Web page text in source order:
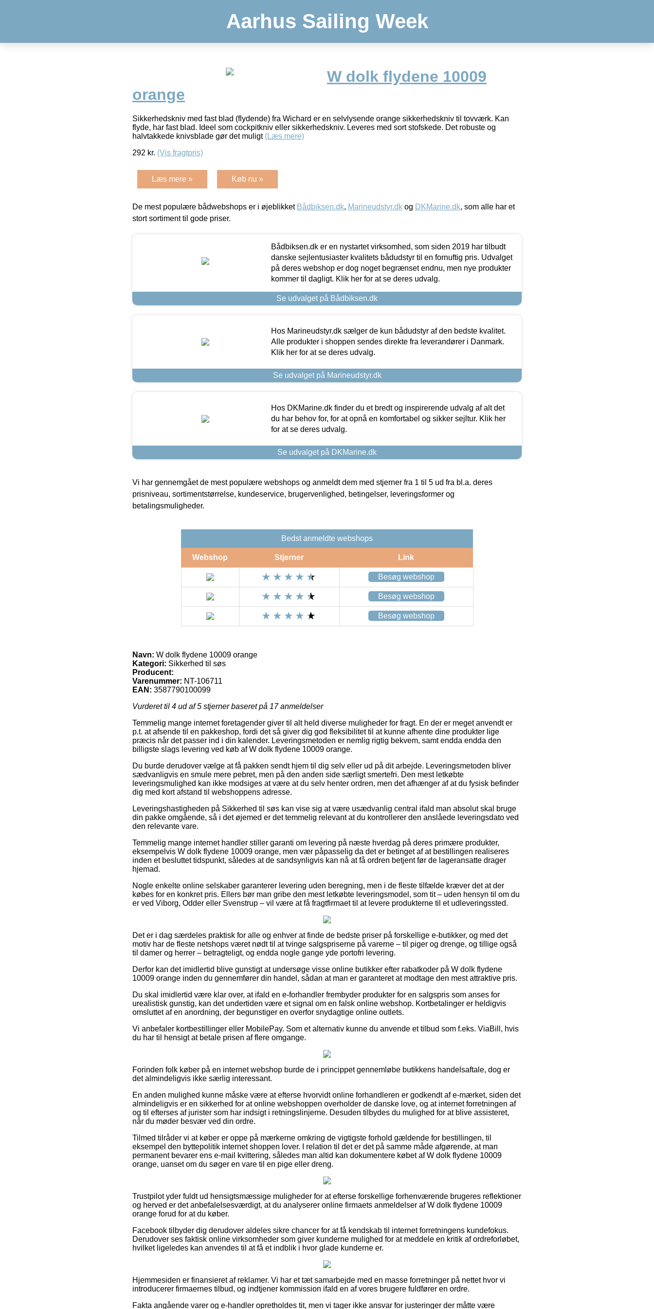
Aarhus Sailing Week
W dolk flydene 10009
orange
Sikkerhedskniv med fast blad (flydende) fra Wichard er en selvlysende orange sikkerhedskniv til tovværk. Kan
flyde, har fast blad. Ideel som cockpitkniv eller sikkerhedskniv. Leveres med sort stofskede. Det robuste og
halvtakkede knivsblade gør det muligt (Læs mere)
292 kr. (Vis fragtpris)
Læs mere » Køb nu »
De mest populære bådwebshops er i øjeblikket Bådbiksen.dk, Marineudstyr.dk og DKMarine.dk, som alle har et
stort sortiment til gode priser.
Bådbiksen.dk er en nystartet virksomhed, som siden 2019 har tilbudt
danske sejlentusiaster kvalitets bådudstyr til en fornuftig pris. Udvalget
på deres webshop er dog noget begrænset endnu, men nye produkter
kommer til dagligt. Klik her for at se deres udvalg.
Se udvalget på Bådbiksen.dk
Hos Marineudstyr.dk sælger de kun bådudstyr af den bedste kvalitet.
Alle produkter i shoppen sendes direkte fra leverandører i Danmark.
Klik her for at se deres udvalg.
Se udvalget på Marineudstyr.dk
Hos DKMarine.dk finder du et bredt og inspirerende udvalg af alt det
du har behov for, for at opnå en komfortabel og sikker sejltur. Klik her
for at se deres udvalg.
Se udvalget på DKMarine.dk
Vi har gennemgået de mest populære webshops og anmeldt dem med stjerner fra 1 til 5 ud fra bl.a. deres
prisniveau, sortimentstørrelse, kundeservice, brugervenlighed, betingelser, leveringsformer og
betalingsmuligheder.
Bedst anmeldte webshops
Webshop Stjerner Link
Besøg webshop
Besøg webshop
Besøg webshop
Navn: W dolk flydene 10009 orange
Kategori: Sikkerhed til søs
Producent:
Varenummer: NT-106711
EAN: 3587790100099
Vurderet til 4 ud af 5 stjerner baseret på 17anmeldelser
Temmelig mange internet foretagender giver til alt held diverse muligheder for fragt. En der er meget anvendt er
p.t. at afsende til en pakkeshop, fordi det så giver dig god fleksibilitet til at kunne afhente dine produkter lige
præcis når det passer ind i din kalender. Leveringsmetoden er nemlig rigtig bekvem, samt endda endda den
billigste slags levering ved køb af W dolk flydene 10009 orange.
Du burde derudover vælge at få pakken sendt hjem til dig selv eller ud på dit arbejde. Leveringsmetoden bliver
sædvanligvis en smule mere pebret, men på den anden side særligt smertefri. Den mest letkøbte
leveringsmulighed kan ikke modsiges at være at du selv henter ordren, men det afhænger af at du fysisk befinder
dig med kort afstand til webshoppens adresse.
Leveringshastigheden på Sikkerhed til søs kan vise sig at være usædvanlig central ifald man absolut skal bruge
din pakke omgående, så i det øjemed er det temmelig relevant at du kontrollerer den anslåede leveringsdato ved
den relevante vare.
Temmelig mange internet handler stiller garanti om levering på næste hverdag på deres primære produkter,
eksempelvis W dolk flydene 10009 orange, men vær påpasselig da det er betinget af at bestillingen realiseres
inden et besluttet tidspunkt, således at de sandsynligvis kan nå at få ordren betjent før de lageransatte drager
hjemad.
Nogle enkelte online selskaber garanterer levering uden beregning, men i de fleste tilfælde kræver det at der
købes for en konkret pris. Ellers bør man gribe den mest letkøbte leveringsmodel, som tit – uden hensyn til om du
er ved Viborg, Odder eller Svenstrup – vil være at få fragtfirmaet til at levere produkterne til et udleveringssted.
Det er i dag særdeles praktisk for alle og enhver at finde de bedste priser på forskellige e-butikker, og med det
motiv har de fleste netshops været nødt til at tvinge salgspriserne på varerne – til piger og drenge, og tillige også
til damer og herrer – betragteligt, og endda nogle gange yde portofri levering.
Derfor kan det imidlertid blive gunstigt at undersøge visse online butikker efter rabatkoder på W dolk flydene
10009 orange inden du gennemfører din handel, sådan at man er garanteret at modtage den mest attraktive pris.
Du skal imidlertid være klar over, at ifald en e-forhandler frembyder produkter for en salgspris som anses for
urealistisk gunstig, kan det undertiden være et signal om en falsk online webshop. Kortbetalinger er heldigvis
omsluttet af en anordning, der begunstiger en overfor snydagtige online outlets.
Vi anbefaler kortbestillinger eller MobilePay. Som et alternativ kunne du anvende et tilbud som f.eks. ViaBill, hvis
du har til hensigt at betale prisen af flere omgange.
Forinden folk køber på en internet webshop burde de i princippet gennemløbe butikkens handelsaftale, dog er
det almindeligvis ikke særlig interessant.
En anden mulighed kunne måske være at efterse hvorvidt online forhandleren er godkendt af e-mærket, siden det
almindeligvis er en sikkerhed for at online webshoppen overholder de danske love, og at internet forretningen af
og til efterses af jurister som har indsigt i retningslinjerne. Desuden tilbydes du mulighed for at blive assisteret,
når du møder besvær ved din ordre.
Tilmed tilråder vi at køber er oppe på mærkerne omkring de vigtigste forhold gældende for bestillingen, til
eksempel den byttepolitik internet shoppen lover. I relation til det er det på samme måde afgørende, at man
permanent bevarer ens e-mail kvittering, således man altid kan dokumentere købet af W dolk flydene 10009
orange, uanset om du søger en vare til en pige eller dreng.
Trustpilot yder fuldt ud hensigtsmæssige muligheder for at efterse forskellige forhenværende brugeres reflektioner
og herved er det anbefalelsesværdigt, at du analyserer online firmaets anmeldelser af W dolk flydene 10009
orange forud for at du køber.
Facebook tilbyder dig derudover aldeles sikre chancer for at få kendskab til internet forretningens kundefokus.
Derudover ses faktisk online virksomheder som giver kunderne mulighed for at meddele en kritik af ordreforløbet,
hvilket ligeledes kan anvendes til at få et indblik i hvor glade kunderne er.
Hjemmesiden er finansieret af reklamer. Vi har et tæt samarbejde med en masse forretninger på nettet hvor vi
introducerer firmaernes tilbud, og indtjener kommission ifald en af vores brugere fuldfører en ordre.
Fakta angående varer og e-handler opretholdes tit, men vi tager ikke ansvar for justeringer der måtte være